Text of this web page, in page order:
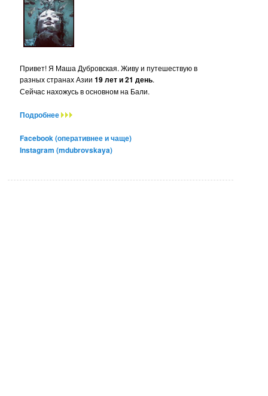
Привет! Я Маша Дубровская. Живу и путешествую в
разных странах Азии19 лет и 21 день.
Сейчас нахожусь в основном на Бали.
Подробнее
Facebook (оперативнее и чаще)
Instagram (mdubrovskaya)